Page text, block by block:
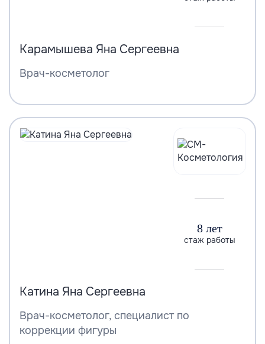
Карамышева Яна Сергеевна
Врач-косметолог
8 лет
стаж работы
Катина Яна Сергеевна
Врач-косметолог, специалист по
коррекции фигуры